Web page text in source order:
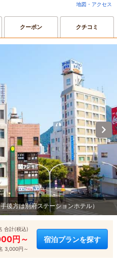
地図・アクセス
クーポン クチコミ
後方は別府ステーションホテル）
合計(税込)
円～
3,000円～
宿泊プランを探す